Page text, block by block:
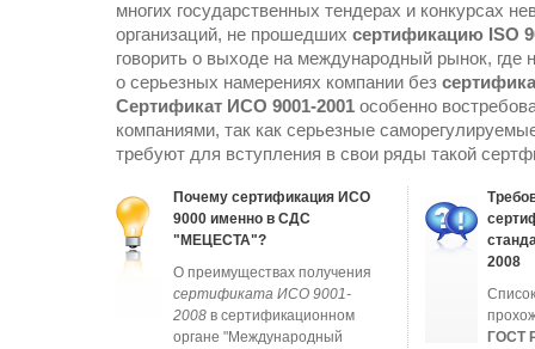
многих государственных тендерах и конкурсах
организаций, не прошедших сертификацию ISO
говорить о выходе на международный рынок, где
о серьезных намерениях компании без
Сертификат ИСО 9001-2001 особенно
компаниями, так как серьезные
требуют для вступления в свои ряды такой
Почему сертификация ИСО
9000 именно в СДС
"МЕЦЕСТА"?
О преимуществах получения
сертификата ИСО 9001-
2008 в сертификационном
органе "Международный
2008
ГОСТ